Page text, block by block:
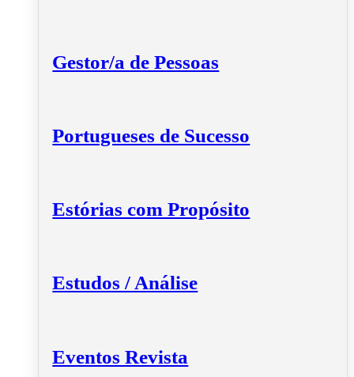
Gestor/a de Pessoas
Portugueses de Sucesso
Estórias com Propósito
Estudos / Análise
Eventos Revista